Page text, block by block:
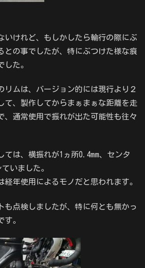
いけれど、もしかしたら輪行の際にぶ
との事でしたが、特にぶつけた様な痕
した。
リムは、バージョン的には現行より２
て、製作してからまぁまぁな距離を走
、通常使用で振れが出た可能性も往々
ては、横振れが1ヵ所0.4mm、センタ
ていました。
経年使用によるモノだと思われます。
も点検しましたが、特に何とも無かっ
す。